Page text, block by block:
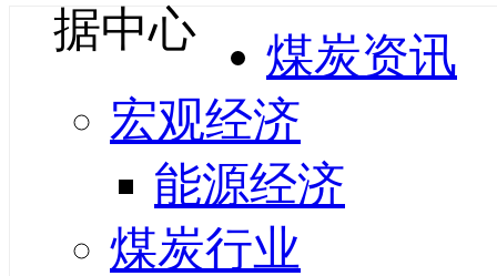
煤炭资讯
宏观经济
能源经济
煤炭行业